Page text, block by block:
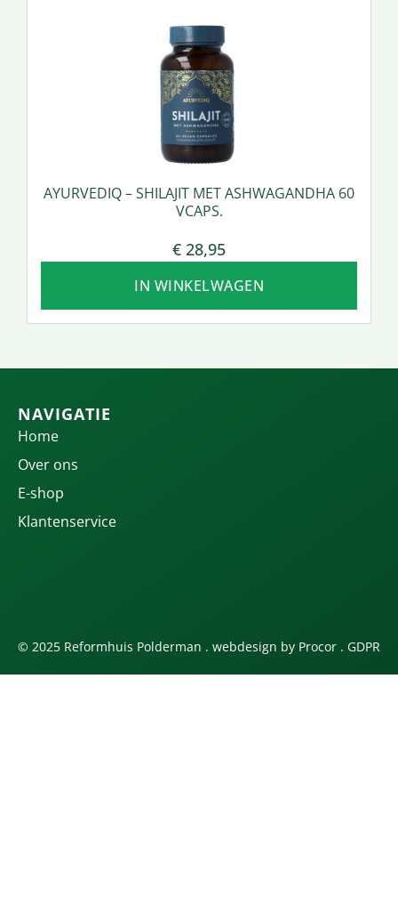
AYURVEDIQ – SHILAJIT MET ASHWAGANDHA 60
VCAPS.
€ 28,95
IN WINKELWAGEN
NAVIGATIE
Home
Over ons
E-shop
Klantenservice
© 2025 Reformhuis Polderman . webdesign by Procor . GDPR